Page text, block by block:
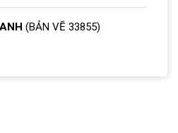
(BẢN VẼ 33855)